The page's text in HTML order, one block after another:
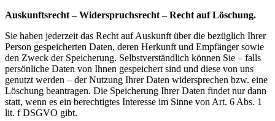
Auskunftsrecht – Widerspruchsrecht – Recht auf Löschung.
Sie haben jederzeit das Recht auf Auskunft über die bezüglich Ihrer
Person gespeicherten Daten, deren Herkunft und Empfänger sowie
den Zweck der Speicherung. Selbstverständlich können Sie – falls
persönliche Daten von Ihnen gespeichert sind und diese von uns
genutzt werden – der Nutzung Ihrer Daten widersprechen bzw. eine
Löschung beantragen. Die Speicherung Ihrer Daten findet nur dann
statt, wenn es ein berechtigtes Interesse im Sinne von Art. 6 Abs. 1
lit. f DSGVO gibt.